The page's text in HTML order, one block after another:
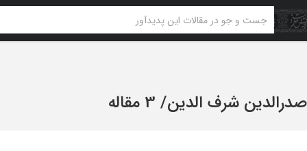
شرف الدین/ 3 مقاله